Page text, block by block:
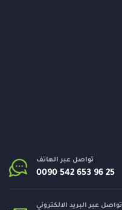
تواصل عبر الهاتف
تواصل عبر البريد الالكتروني